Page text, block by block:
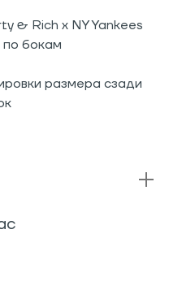
& Rich x NY Yankees
бокам
размера сзади